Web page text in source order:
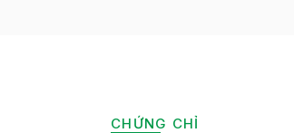
CHỨNG CHỈ